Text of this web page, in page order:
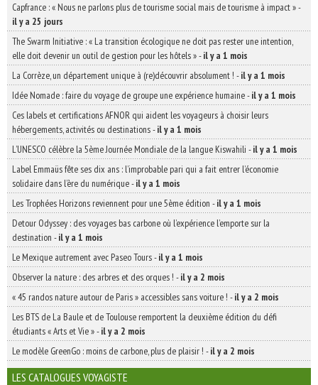
Capfrance : « Nous ne parlons plus de tourisme social mais de tourisme à impact »-
il y a 25 jours
The Swarm Initiative : « La transition écologique ne doit pas rester une intention,
elle doit devenir un outil de gestion pour les hôtels »-il y a 1 mois
La Corrèze, un département unique à (re)découvrir absolument ! -il y a 1 mois
Idée Nomade : faire du voyage de groupe une expérience humaine-il y a 1 mois
Ces labels et certifications AFNOR qui aident les voyageurs à choisir leurs
hébergements, activités ou destinations-il y a 1 mois
L’UNESCO célèbre la 5ème Journée Mondiale de la langue Kiswahili -il y a 1 mois
Label Emmaüs fête ses dix ans : l’improbable pari qui a fait entrer l’économie
solidaire dans l’ère du numérique-il y a 1 mois
Les Trophées Horizons reviennent pour une 5ème édition -il y a 1 mois
Detour Odyssey : des voyages bas carbone où l’expérience l’emporte sur la
destination -il y a 1 mois
Le Mexique autrement avec Paseo Tours-il y a 1 mois
Observer la nature : des arbres et des orques ! -il y a 2 mois
« 45 randos nature autour de Paris » accessibles sans voiture ! -il y a 2 mois
Les BTS de La Baule et de Toulouse remportent la deuxième édition du défi
étudiants « Arts et Vie »-il y a 2 mois
Le modèle GreenGo : moins de carbone, plus de plaisir ! -il y a 2 mois
LES CATALOGUES VOYAGISTE